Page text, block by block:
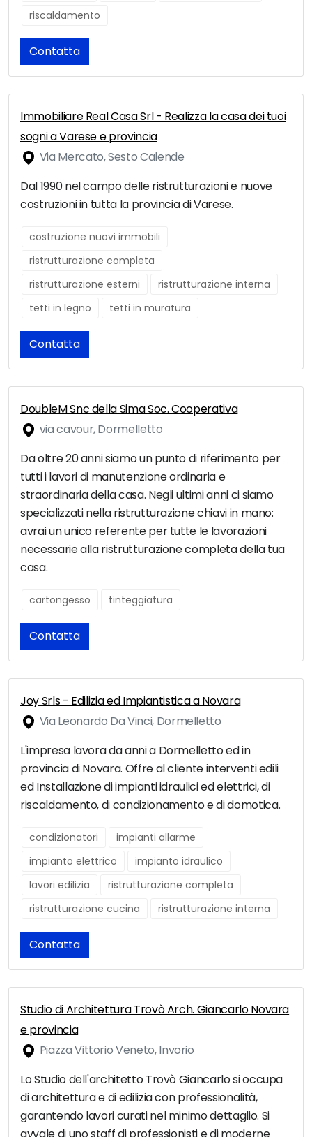
riscaldamento
Contatta
Immobiliare Real Casa Srl - Realizza la casa dei tuoi
sogni a Varese e provincia
Via Mercato, Sesto Calende
Dal 1990 nel campo delle ristrutturazioni e nuove
costruzioni in tutta la provincia di Varese.
costruzione nuovi immobili
ristrutturazione completa
ristrutturazione esterni
ristrutturazione interna
tetti in legno
tetti in muratura
Contatta
DoubleM Snc della Sima Soc. Cooperativa
via cavour, Dormelletto
Da oltre 20 anni siamo un punto di riferimento per
tutti i lavori di manutenzione ordinaria e
straordinaria della casa. Negli ultimi anni ci siamo
specializzati nella ristrutturazione chiavi in mano:
avrai un unico referente per tutte le lavorazioni
necessarie alla ristrutturazione completa della tua
casa.
cartongesso tinteggiatura
Contatta
Joy Srls - Edilizia ed Impiantistica a Novara
Via Leonardo Da Vinci, Dormelletto
L'impresa lavora da anni a Dormelletto ed in
provincia di Novara. Offre al cliente interventi edili
ed Installazione di impianti idraulici ed elettrici, di
riscaldamento, di condizionamento e di domotica.
condizionatori
impianti allarme
impianto elettrico
impianto idraulico
lavori edilizia
ristrutturazione completa
ristrutturazione cucina
ristrutturazione interna
Contatta
Studio di Architettura Trovò Arch. Giancarlo Novara
e provincia
Piazza Vittorio Veneto, Invorio
Lo Studio dell'architetto Trovò Giancarlo si occupa
di architettura e di edilizia con professionalità,
garantendo lavori curati nel minimo dettaglio. Si